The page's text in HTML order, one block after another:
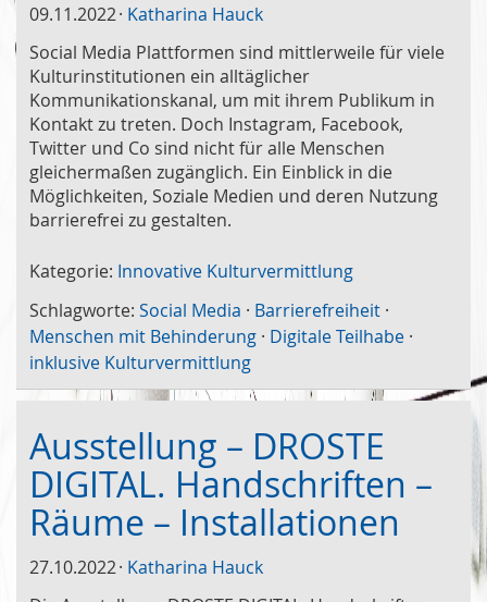
09.11.2022 Katharina Hauck
Social Media Plattformen sind mittlerweile für viele
Kulturinstitutionen ein alltäglicher
Kommunikationskanal, um mit ihrem Publikum in
Kontakt zu treten. Doch Instagram, Facebook,
Twitter und Co sind nicht für alle Menschen
gleichermaßen zugänglich. Ein Einblick in die
Möglichkeiten, Soziale Medien und deren Nutzung
barrierefrei zu gestalten.
Kategorie: Innovative Kulturvermittlung
Schlagworte: Social Media · Barrierefreiheit ·
Menschen mit Behinderung · Digitale Teilhabe ·
inklusive Kulturvermittlung
Ausstellung – DROSTE
DIGITAL. Handschriften –
Räume – Installationen
27.10.2022 Katharina Hauck